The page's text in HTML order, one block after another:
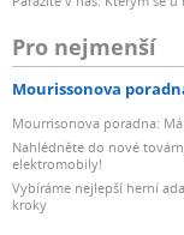
Pro nejmenší
Mourissonova
Mourrisonova poradna:
Nahlédněte do nové
elektromobily!
Vybíráme nejlepší herní
kroky